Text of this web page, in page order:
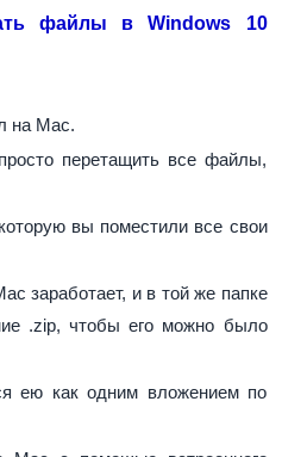
файлы в Windows 10
на Mac.
перетащить все файлы,
вы поместили все свои
заработает, и в той же папке
.zip, чтобы его можно было
ею как одним вложением по